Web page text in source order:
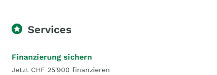
Services
Finanzierung sichern
Jetzt CHF 25'900 finanzieren